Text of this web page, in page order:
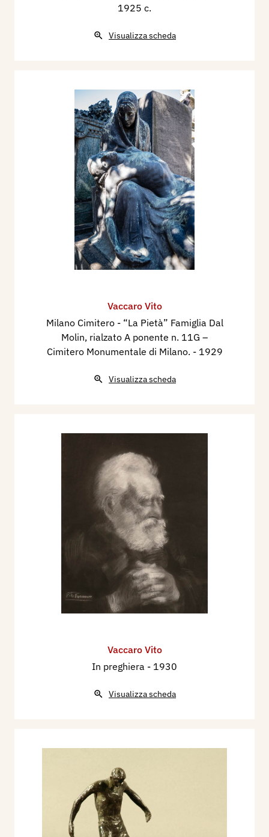
1925 c.
Visualizza scheda
Vaccaro Vito
Milano Cimitero - “La Pietà” Famiglia Dal
Molin, rialzato A ponente n. 11G –
Cimitero Monumentale di Milano. - 1929
Visualizza scheda
Vaccaro Vito
In preghiera - 1930
Visualizza scheda